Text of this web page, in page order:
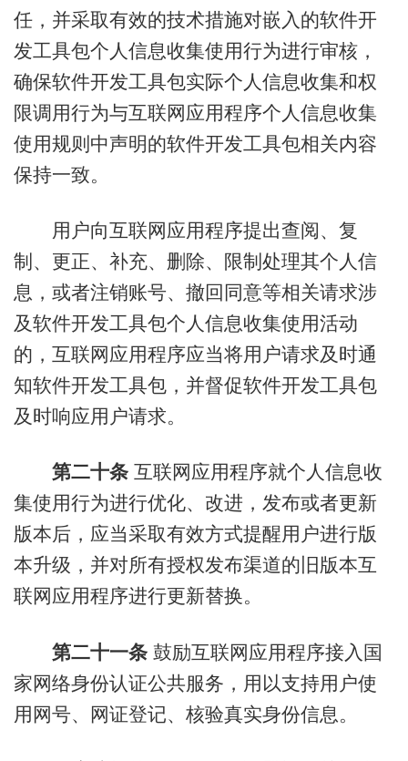
任，并采取有效的技术措施对嵌入的软件开
发工具包个人信息收集使用行为进行审核，
确保软件开发工具包实际个人信息收集和权
限调用行为与互联网应用程序个人信息收集
使用规则中声明的软件开发工具包相关内容
保持一致。
用户向互联网应用程序提出查阅、复
制、更正、补充、删除、限制处理其个人信
息，或者注销账号、撤回同意等相关请求涉
及软件开发工具包个人信息收集使用活动
的，互联网应用程序应当将用户请求及时通
知软件开发工具包，并督促软件开发工具包
及时响应用户请求。
第二十条互联网应用程序就个人信息收
集使用行为进行优化、改进，发布或者更新
版本后，应当采取有效方式提醒用户进行版
本升级，并对所有授权发布渠道的旧版本互
联网应用程序进行更新替换。
第二十一条鼓励互联网应用程序接入国
家网络身份认证公共服务，用以支持用户使
用网号、网证登记、核验真实身份信息。